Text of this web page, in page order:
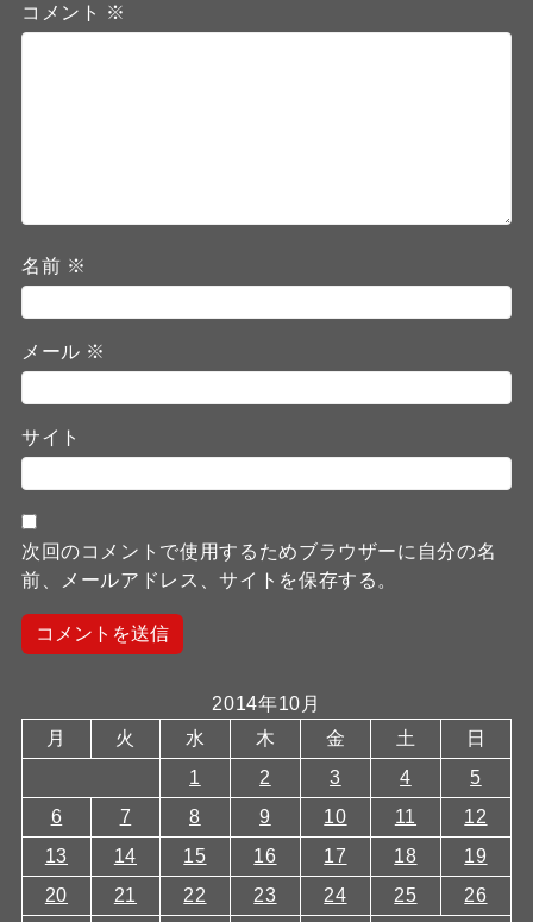
コメント ※
名前 ※
メール ※
サイト
次回のコメントで使用するためブラウザーに自分の名
前、メールアドレス、サイトを保存する。
2014年10月
月
火 水 木 金 土
日
1
2 3 4
5
6
7 8 9 10 11
12
13
14 15 16 17 18
19
20
21 22 23 24 25 26